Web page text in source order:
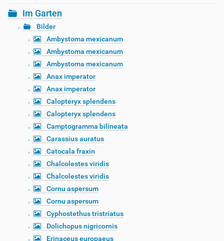
Im Garten
Bilder
Ambystoma mexicanum
Ambystoma mexicanum
Ambystoma mexicanum
Anax imperator
Anax imperator
Calopteryx splendens
Calopteryx splendens
Camptogramma bilineata
Carassius auratus
Catocala fraxin
Chalcolestes viridis
Chalcolestes viridis
Cornu aspersum
Cornu aspersum
Cyphostethus tristriatus
Dolichopus nigricornis
Erinaceus europaeus